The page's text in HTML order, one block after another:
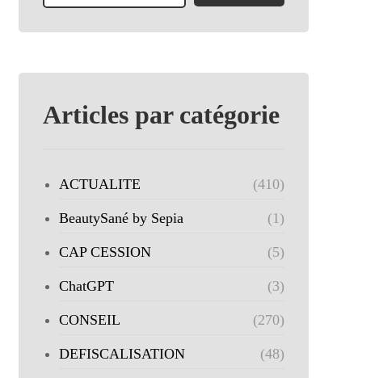
Articles par catégorie
ACTUALITE (410)
BeautySané by Sepia (1)
CAP CESSION (5)
ChatGPT (3)
CONSEIL (270)
DEFISCALISATION (48)